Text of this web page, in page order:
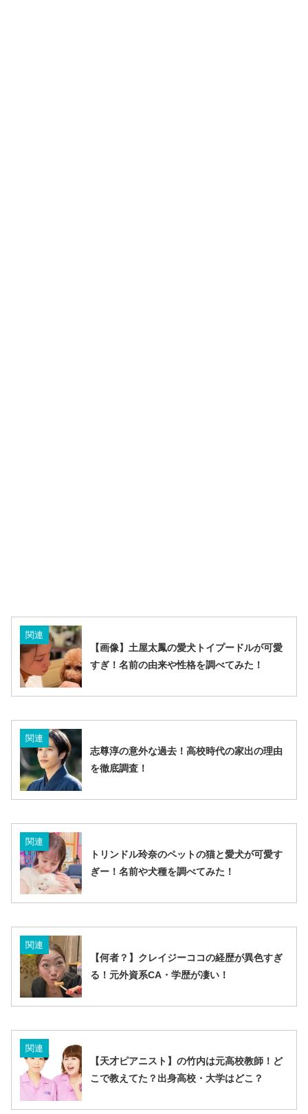
関連
【画像】土屋太鳳の愛犬トイプードルが可愛
すぎ！名前の由来や性格を調べてみた！
関連
志尊淳の意外な過去！高校時代の家出の理由
を徹底調査！
関連
トリンドル玲奈のペットの猫と愛犬が可愛す
ぎー！名前や犬種を調べてみた！
関連
【何者？】クレイジーココの経歴が異色すぎ
る！元外資系CA・学歴が凄い！
関連
【天才ピアニスト】の竹内は元高校教師！ど
こで教えてた？出身高校・大学はどこ？